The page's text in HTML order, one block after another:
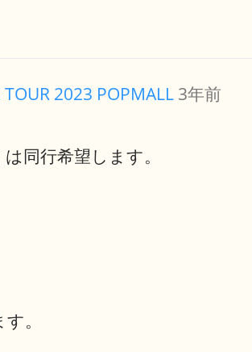
2023 POPMALL 3年前
同行希望します。
。